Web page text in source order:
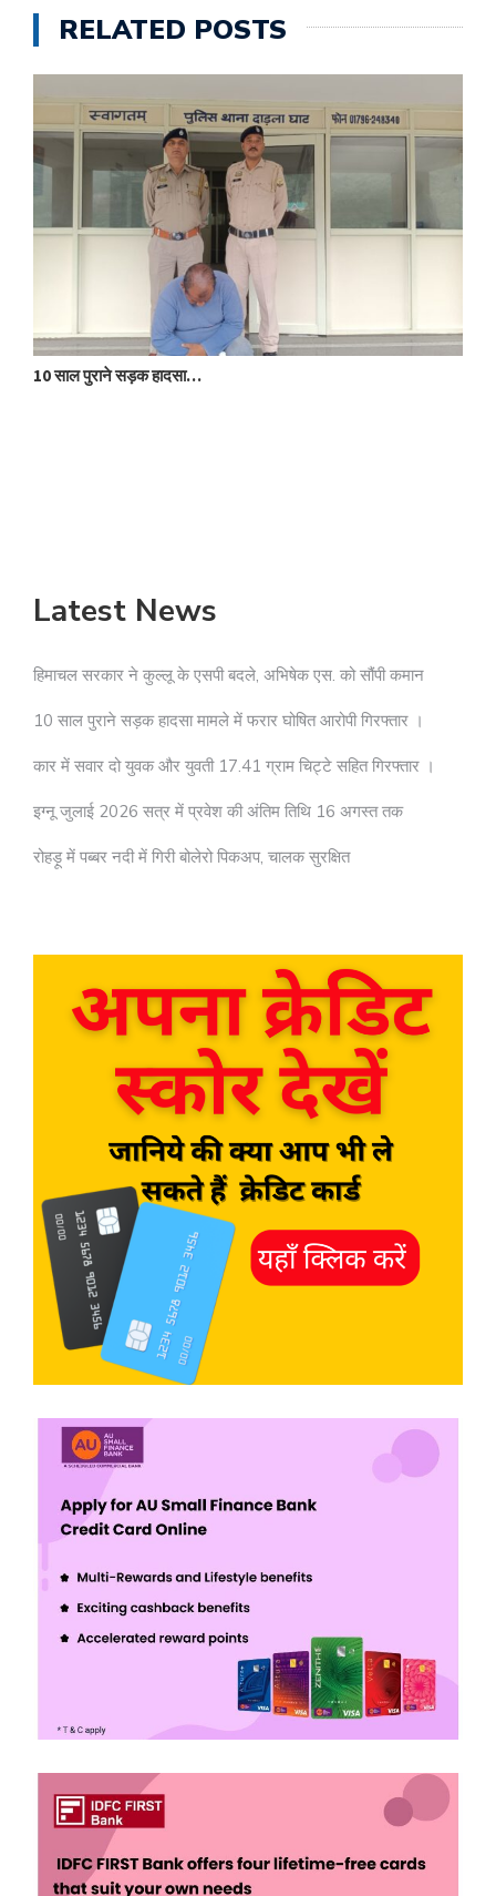
RELATED POSTS
10 साल पुराने सड़क हादसा…
Latest News
हिमाचल सरकार ने कुल्लू के एसपी बदले, अभिषेक एस. को सौंपी कमान
10 साल पुराने सड़क हादसा मामले में फरार घोषित आरोपी गिरफ्तार ।
कार में सवार दो युवक और युवती 17.41 ग्राम चिट्टे सहित गिरफ्तार ।
इग्नू जुलाई 2026 सत्र में प्रवेश की अंतिम तिथि 16 अगस्त तक
रोहड़ू में पब्बर नदी में गिरी बोलेरो पिकअप, चालक सुरक्षित